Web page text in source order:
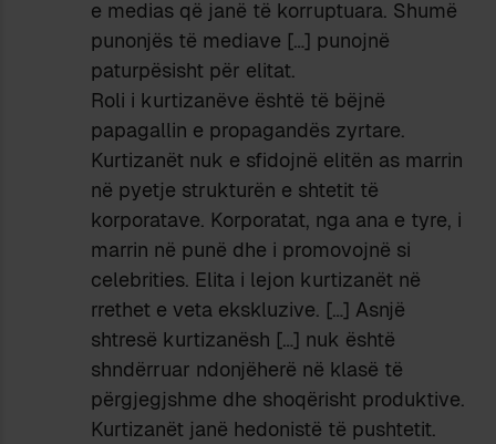
e medias që janë të korruptuara. Shumë
punonjës të mediave […] punojnë
paturpësisht për elitat.
Roli i kurtizanëve është të bëjnë
papagallin e propagandës zyrtare.
Kurtizanët nuk e sfidojnë elitën as marrin
në pyetje strukturën e shtetit të
korporatave. Korporatat, nga ana e tyre, i
marrin në punë dhe i promovojnë si
celebrities. Elita i lejon kurtizanët në
rrethet e veta ekskluzive. […] Asnjë
shtresë kurtizanësh […] nuk është
shndërruar ndonjëherë në klasë të
përgjegjshme dhe shoqërisht produktive.
Kurtizanët janë hedonistë të pushtetit.